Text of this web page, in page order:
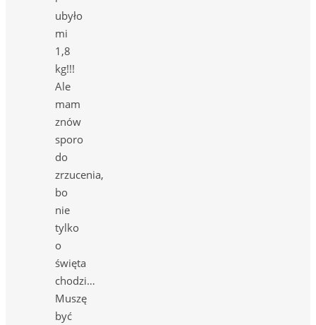
ubyło
mi
1,8
kg!!!
Ale
mam
znów
sporo
do
zrzucenia,
bo
nie
tylko
o
święta
chodzi…
Muszę
być